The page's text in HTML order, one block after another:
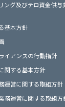
ング及びテロ資金供
基本方針
イアンスの行動指針
関する基本方針
運営に関する取組方針
務運営に関する取組